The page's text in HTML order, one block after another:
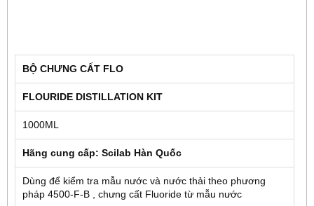
BỘ CHƯNG CẤT FLO
FLOURIDE DISTILLATION KIT
1000ML
Hãng cung cấp: Scilab Hàn Quốc
Dùng để kiểm tra mẫu nước và nước thải theo phương
pháp 4500-F-B , chưng cất Fluoride từ mẫu nước